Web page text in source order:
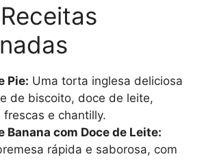
Pie: Uma torta inglesa deliciosa
de biscoito, doce de leite,
frescas e chantilly.
Banana com Doce de Leite:
rápida e saborosa, com